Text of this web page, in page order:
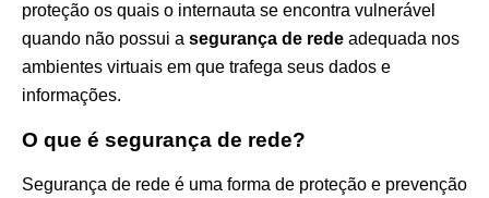
proteção os quais o internauta se encontra vulnerável
quando não possui a segurança de rede adequada nos
ambientes virtuais em que trafega seus dados e
informações.
O que é segurança de rede?
Segurança de rede é uma forma de proteção e prevenção